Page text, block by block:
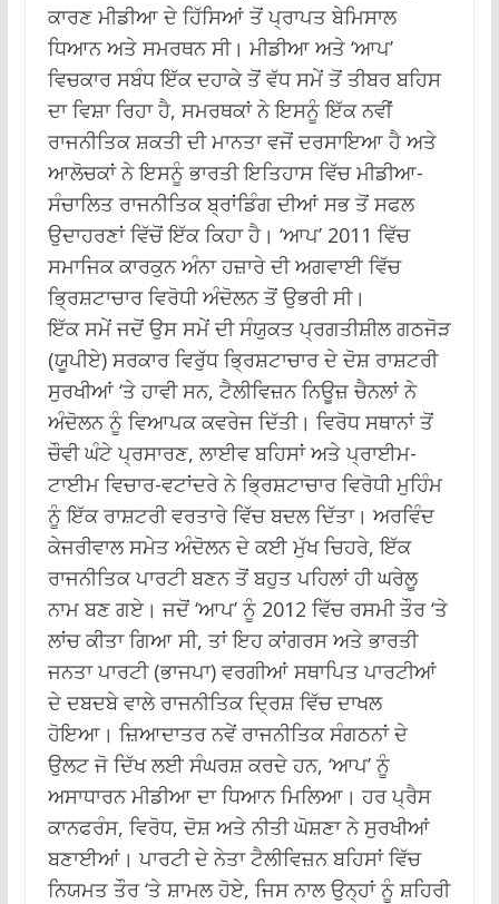
ਕਾਰਣ ਮੀਡੀਆ ਦੇ ਹਿੱਸਿਆਂ ਤੋਂ ਪ੍ਰਾਪਤ ਬੇਮਿਸਾਲ
ਧਿਆਨ ਅਤੇ ਸਮਰਥਨ ਸੀ। ਮੀਡੀਆ ਅਤੇ ‘ਆਪ’
ਵਿਚਕਾਰ ਸਬੰਧ ਇੱਕ ਦਹਾਕੇ ਤੋਂ ਵੱਧ ਸਮੇਂ ਤੋਂ ਤੀਬਰ ਬਹਿਸ
ਦਾ ਵਿਸ਼ਾ ਰਿਹਾ ਹੈ, ਸਮਰਥਕਾਂ ਨੇ ਇਸਨੂੰ ਇੱਕ ਨਵੀਂ
ਰਾਜਨੀਤਿਕ ਸ਼ਕਤੀ ਦੀ ਮਾਨਤਾ ਵਜੋਂ ਦਰਸਾਇਆ ਹੈ ਅਤੇ
ਆਲੋਚਕਾਂ ਨੇ ਇਸਨੂੰ ਭਾਰਤੀ ਇਤਿਹਾਸ ਵਿੱਚ ਮੀਡੀਆ-
ਸੰਚਾਲਿਤ ਰਾਜਨੀਤਿਕ ਬ੍ਰਾਂਡਿੰਗ ਦੀਆਂ ਸਭ ਤੋਂ ਸਫਲ
ਉਦਾਹਰਣਾਂ ਵਿੱਚੋਂ ਇੱਕ ਕਿਹਾ ਹੈ। ‘ਆਪ’ 2011 ਵਿੱਚ
ਸਮਾਜਿਕ ਕਾਰਕੁਨ ਅੰਨਾ ਹਜ਼ਾਰੇ ਦੀ ਅਗਵਾਈ ਵਿੱਚ
ਭ੍ਰਿਸ਼ਟਾਚਾਰ ਵਿਰੋਧੀ ਅੰਦੋਲਨ ਤੋਂ ਉਭਰੀ ਸੀ।
ਇੱਕ ਸਮੇਂ ਜਦੋਂ ਉਸ ਸਮੇਂ ਦੀ ਸੰਯੁਕਤ ਪ੍ਰਗਤੀਸ਼ੀਲ ਗਠਜੋੜ
(ਯੂਪੀਏ) ਸਰਕਾਰ ਵਿਰੁੱਧ ਭ੍ਰਿਸ਼ਟਾਚਾਰ ਦੇ ਦੋਸ਼ ਰਾਸ਼ਟਰੀ
ਸੁਰਖੀਆਂ ‘ਤੇ ਹਾਵੀ ਸਨ, ਟੈਲੀਵਿਜ਼ਨ ਨਿਊਜ਼ ਚੈਨਲਾਂ ਨੇ
ਅੰਦੋਲਨ ਨੂੰ ਵਿਆਪਕ ਕਵਰੇਜ ਦਿੱਤੀ। ਵਿਰੋਧ ਸਥਾਨਾਂ ਤੋਂ
ਚੌਵੀ ਘੰਟੇ ਪ੍ਰਸਾਰਣ, ਲਾਈਵ ਬਹਿਸਾਂ ਅਤੇ ਪ੍ਰਾਈਮ-
ਟਾਈਮ ਵਿਚਾਰ-ਵਟਾਂਦਰੇ ਨੇ ਭ੍ਰਿਸ਼ਟਾਚਾਰ ਵਿਰੋਧੀ ਮੁਹਿੰਮ
ਨੂੰ ਇੱਕ ਰਾਸ਼ਟਰੀ ਵਰਤਾਰੇ ਵਿੱਚ ਬਦਲ ਦਿੱਤਾ। ਅਰਵਿੰਦ
ਕੇਜਰੀਵਾਲ ਸਮੇਤ ਅੰਦੋਲਨ ਦੇ ਕਈ ਮੁੱਖ ਚਿਹਰੇ, ਇੱਕ
ਰਾਜਨੀਤਿਕ ਪਾਰਟੀ ਬਣਨ ਤੋਂ ਬਹੁਤ ਪਹਿਲਾਂ ਹੀ ਘਰੇਲੂ
ਨਾਮ ਬਣ ਗਏ। ਜਦੋਂ ‘ਆਪ’ ਨੂੰ 2012 ਵਿੱਚ ਰਸਮੀ ਤੌਰ ‘ਤੇ
ਲਾਂਚ ਕੀਤਾ ਗਿਆ ਸੀ, ਤਾਂ ਇਹ ਕਾਂਗਰਸ ਅਤੇ ਭਾਰਤੀ
ਜਨਤਾ ਪਾਰਟੀ (ਭਾਜਪਾ) ਵਰਗੀਆਂ ਸਥਾਪਿਤ ਪਾਰਟੀਆਂ
ਦੇ ਦਬਦਬੇ ਵਾਲੇ ਰਾਜਨੀਤਿਕ ਦ੍ਰਿਸ਼ ਵਿੱਚ ਦਾਖਲ
ਹੋਇਆ। ਜ਼ਿਆਦਾਤਰ ਨਵੇਂ ਰਾਜਨੀਤਿਕ ਸੰਗਠਨਾਂ ਦੇ
ਉਲਟ ਜੋ ਦਿੱਖ ਲਈ ਸੰਘਰਸ਼ ਕਰਦੇ ਹਨ, ‘ਆਪ’ ਨੂੰ
ਅਸਾਧਾਰਨ ਮੀਡੀਆ ਦਾ ਧਿਆਨ ਮਿਲਿਆ। ਹਰ ਪ੍ਰੈਸ
ਕਾਨਫਰੰਸ, ਵਿਰੋਧ, ਦੋਸ਼ ਅਤੇ ਨੀਤੀ ਘੋਸ਼ਣਾ ਨੇ ਸੁਰਖੀਆਂ
ਬਣਾਈਆਂ। ਪਾਰਟੀ ਦੇ ਨੇਤਾ ਟੈਲੀਵਿਜ਼ਨ ਬਹਿਸਾਂ ਵਿੱਚ
ਨਿਯਮਤ ਤੌਰ ‘ਤੇ ਸ਼ਾਮਲ ਹੋਏ, ਜਿਸ ਨਾਲ ਉਨ੍ਹਾਂ ਨੂੰ ਸ਼ਹਿਰੀ